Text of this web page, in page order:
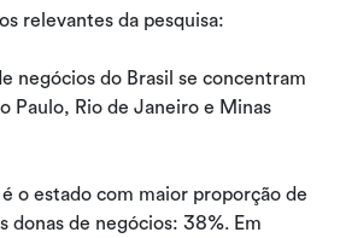
relevantes da pesquisa:
negócios do Brasil se concentram
Paulo, Rio de Janeiro e Minas
o estado com maior proporção de
donas de negócios: 38%. Em